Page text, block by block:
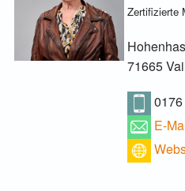
Zertifizierte
71665
E-